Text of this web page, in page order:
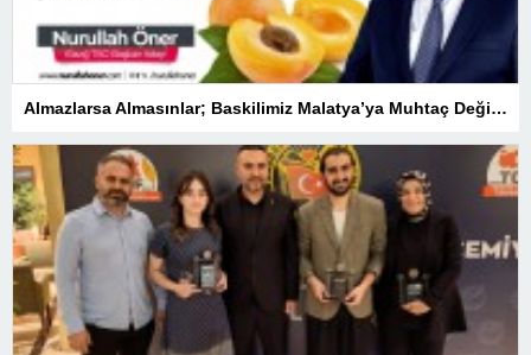
Almazlarsa Almasınlar; Baskilimiz Malatya’ya Muhtaç Değildir